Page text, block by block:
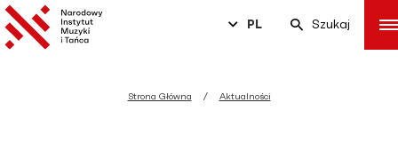
PL Szukaj
Strona Główna Aktualności